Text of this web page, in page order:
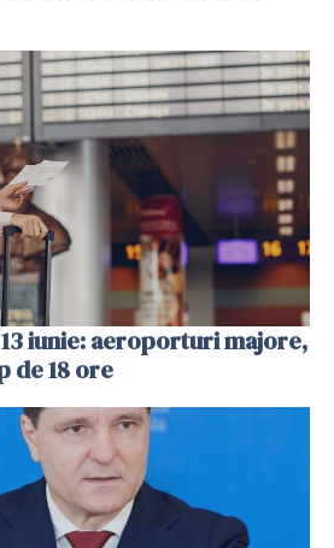
iunie: aeroporturi majore,
de 18 ore